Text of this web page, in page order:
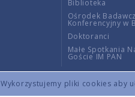
Wykorzystujemy pliki cookies aby
Biblioteka
Ośrodek
Konferencyjny w
Doktoranci
Małe Spotkania
Goście IM PAN